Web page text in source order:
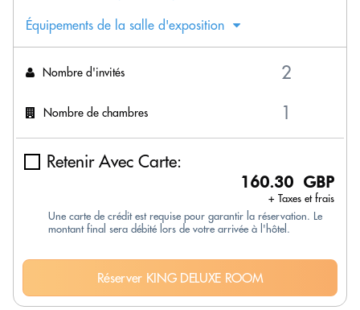
Équipements de la salle d'exposition
Nombre d'invités
Nombre de chambres
Retenir Avec Carte:
160.30 GBP
+ Taxes et frais
Une carte de crédit est requise pour garantir la réservation. Le
montant final sera débité lors de votre arrivée à l'hôtel.
Réserver KING DELUXE ROOM